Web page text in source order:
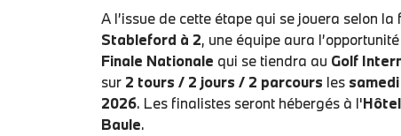
A l’issue de cette étape qui se jouera selon la
Stableford à 2, une équipe aura
Finale Nationale qui se tiendra au Golf
sur 2 tours / 2 jours / 2 parcours les
2026. Les finalistes seront hébergés à l'
Baule.